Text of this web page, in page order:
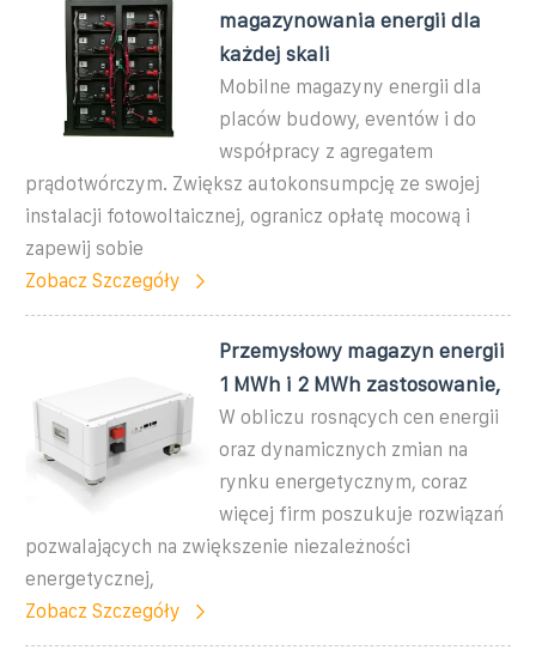
magazynowania energii dla
każdej skali
Mobilne magazyny energii dla
placów budowy, eventów i do
współpracy z agregatem
prądotwórczym. Zwiększ autokonsumpcję ze swojej
instalacji fotowoltaicznej, ogranicz opłatę mocową i
zapewij sobie
Zobacz Szczegóły
Przemysłowy magazyn energii
1 MWh i 2 MWh zastosowanie,
W obliczu rosnących cen energii
oraz dynamicznych zmian na
rynku energetycznym, coraz
więcej firm poszukuje rozwiązań
pozwalających na zwiększenie niezależności
energetycznej,
Zobacz Szczegóły